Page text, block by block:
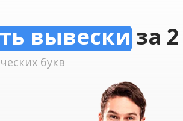
букв
вывескиза